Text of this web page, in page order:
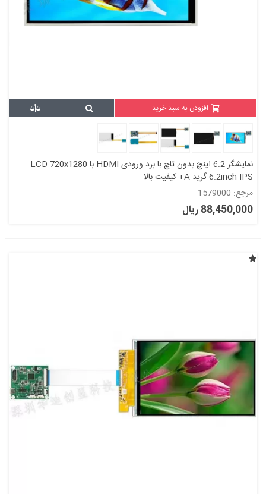
افزودن به سبد خرید
نمایشگر 6.2 اینچ بدون تاچ با برد ورودی HDMI با LCD 720x1280
6.2inch IPS گرید A+ کیفیت بالا
مرجع: 1579000
88,450,000 ریال